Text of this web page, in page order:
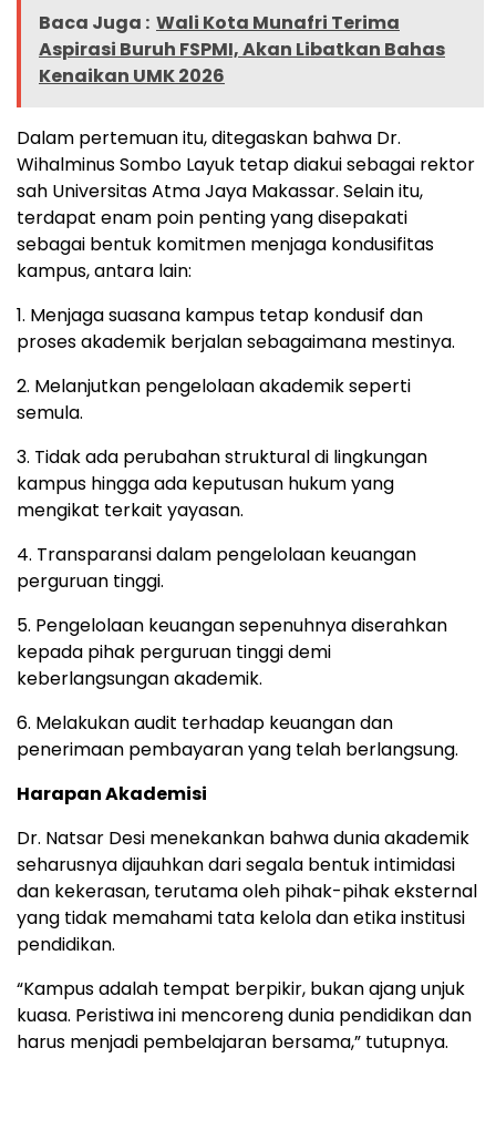
Baca Juga : Wali Kota Munafri Terima
Aspirasi Buruh FSPMI, Akan Libatkan Bahas
Kenaikan UMK 2026
Dalam pertemuan itu, ditegaskan bahwa Dr.
Wihalminus Sombo Layuk tetap diakui sebagai rektor
sah Universitas Atma Jaya Makassar. Selain itu,
terdapat enam poin penting yang disepakati
sebagai bentuk komitmen menjaga kondusifitas
kampus, antara lain:
1. Menjaga suasana kampus tetap kondusif dan
proses akademik berjalan sebagaimana mestinya.
2. Melanjutkan pengelolaan akademik seperti
semula.
3. Tidak ada perubahan struktural di lingkungan
kampus hingga ada keputusan hukum yang
mengikat terkait yayasan.
4. Transparansi dalam pengelolaan keuangan
perguruan tinggi.
5. Pengelolaan keuangan sepenuhnya diserahkan
kepada pihak perguruan tinggi demi
keberlangsungan akademik.
6. Melakukan audit terhadap keuangan dan
penerimaan pembayaran yang telah berlangsung.
Harapan Akademisi
Dr. Natsar Desi menekankan bahwa dunia akademik
seharusnya dijauhkan dari segala bentuk intimidasi
dan kekerasan, terutama oleh pihak-pihak eksternal
yang tidak memahami tata kelola dan etika institusi
pendidikan.
“Kampus adalah tempat berpikir, bukan ajang unjuk
kuasa. Peristiwa ini mencoreng dunia pendidikan dan
harus menjadi pembelajaran bersama,” tutupnya.